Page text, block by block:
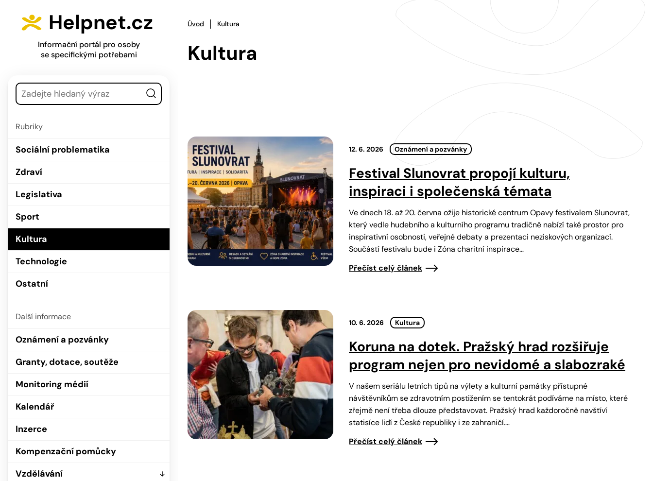
Helpnet.cz
Informační portál pro osoby
se specifickými potřebami
Rubriky
Sociální problematika
Zdraví
Legislativa
Sport
Kultura
Technologie
Ostatní
Další informace
Oznámení a pozvánky
Granty, dotace, soutěže
Monitoring médií
Kalendář
Inzerce
Kompenzační pomůcky
Vzdělávání
Úvod Kultura
Kultura
12. 6. 2026 Oznámení a pozvánky
Festival Slunovrat propojí kulturu,
inspiraci i společenská témata
Ve dnech 18. až 20. června ožije historické centrum Opavy festivalem Slunovrat,
který vedle hudebního a kulturního programu tradičně nabízí také prostor pro
inspirativní osobnosti, veřejné debaty a prezentaci neziskových organizací.
Součástí festivalu bude i Zóna charitní inspirace…
Přečíst celý článek
10. 6. 2026 Kultura
Koruna na dotek. Pražský hrad rozšiřuje
program nejen pro nevidomé a slabozraké
V našem seriálu letních tipů na výlety a kulturní památky přístupné
návštěvníkům se zdravotním postižením se tentokrát podíváme na místo, které
zřejmě není třeba dlouze představovat. Pražský hrad každoročně navštíví
statisíce lidí z České republiky i ze zahraničí.…
Přečíst celý článek